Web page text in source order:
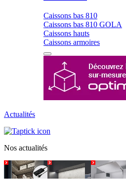
Caissons bas 810
Caissons bas 810 GOLA
Caissons hauts
Caissons armoires
Actualités
Nos actualités